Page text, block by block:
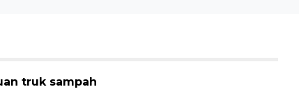
truk sampah